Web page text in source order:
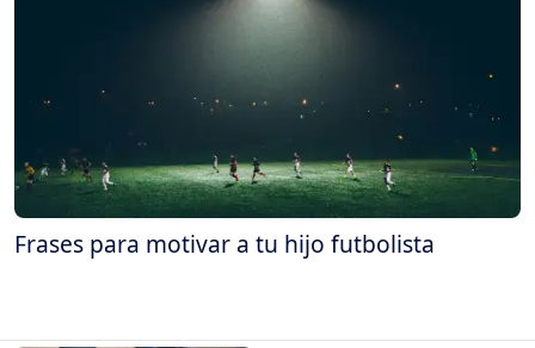
Frases para motivar a tu hijo futbolista